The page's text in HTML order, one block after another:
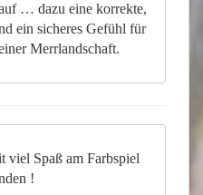
… dazu eine korrekte,
ein sicheres Gefühl für
Merrlandschaft.
Spaß am Farbspiel
!